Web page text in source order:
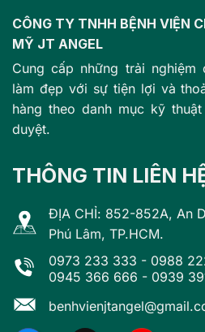
CÔNG TY TNHH BỆNH VIỆN
MỸ JT ANGEL
Cung cấp những trải
làm đẹp với sự tiện lợi và
hàng theo danh mục kỹ
duyệt.
THÔNG TIN LIÊN
ĐỊA CHỈ: 852-852A, An
Phú Lâm, TP.HCM.
0973 233 333 - 0988
0945 366 666 - 0939